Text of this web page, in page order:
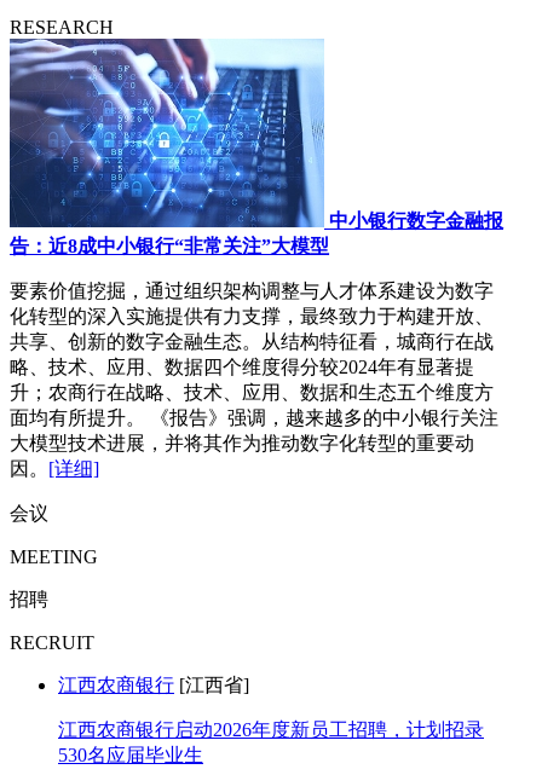
RESEARCH
中小银行数字金融报
告：近8成中小银行“非常关注”大模型
要素价值挖掘，通过组织架构调整与人才体系建设为数字
化转型的深入实施提供有力支撑，最终致力于构建开放、
共享、创新的数字金融生态。从结构特征看，城商行在战
略、技术、应用、数据四个维度得分较2024年有显著提
升；农商行在战略、技术、应用、数据和生态五个维度方
面均有所提升。 《报告》强调，越来越多的中小银行关注
大模型技术进展，并将其作为推动数字化转型的重要动
因。 [详细]
会议
MEETING
招聘
RECRUIT
江西农商银行 [江西省]
江西农商银行启动2026年度新员工招聘，计划招录
530名应届毕业生